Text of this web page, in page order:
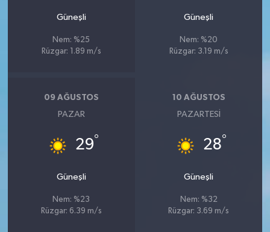
Güneşli
Nem: %25
Rüzgar: 1.89 m/s
Güneşli
Nem: %20
Rüzgar: 3.19 m/s
09 AĞUSTOS
PAZAR
29°
Güneşli
Nem: %23
Rüzgar: 6.39 m/s
10 AĞUSTOS
PAZARTESI
28°
Güneşli
Nem: %32
Rüzgar: 3.69 m/s